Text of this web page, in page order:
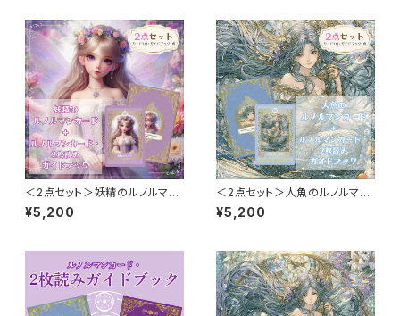
ブルデッキ ＋ ガイドブック セッ
ト
＜2点セット＞妖精のルノルマン
カード ＆ ルノルマンカード・
2枚読みガイドブック 2点セッ
¥5,200
＜2点セット＞人魚のルノルマン
カード ＆ ルノルマンカード・
2枚読みガイドブック 2点セッ
¥5,200